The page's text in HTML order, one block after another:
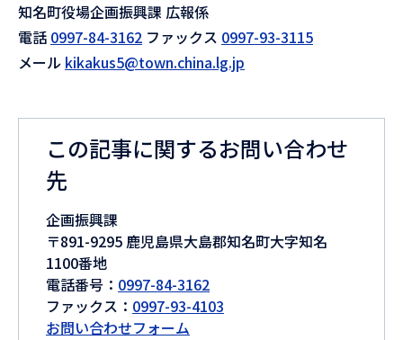
知名町役場企画振興課 広報係
電話 0997-84-3162 ファックス 0997-93-3115
メール kikakus5@town.china.lg.jp
この記事に関するお問い合わせ
先
企画振興課
〒891-9295 鹿児島県大島郡知名町大字知名
1100番地
電話番号： 0997-84-3162
ファックス： 0997-93-4103
お問い合わせフォーム